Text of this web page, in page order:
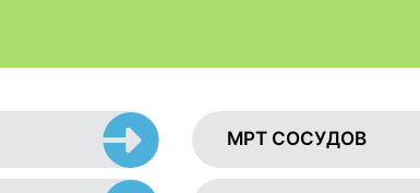
МРТ СОСУДОВ